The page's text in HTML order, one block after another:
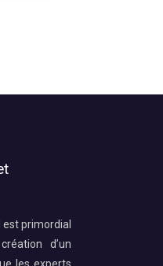
est primordial
d’un
les experts